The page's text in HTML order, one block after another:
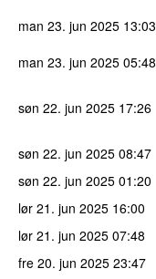
man 23. jun 2025 13:03
man 23. jun 2025 05:48
søn 22. jun 2025 17:26
søn 22. jun 2025 08:47
søn 22. jun 2025 01:20
lør 21. jun 2025 16:00
lør 21. jun 2025 07:48
fre 20. jun 2025 23:47